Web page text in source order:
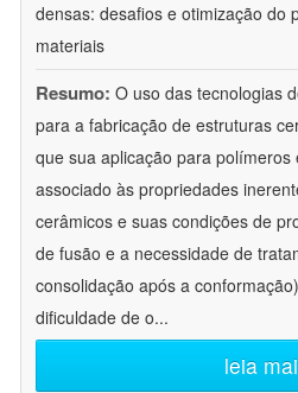
densas: desafios e otimização do
materiais
Resumo: O uso das tecnologias
para a fabricação de estruturas
que sua aplicação para
associado às propriedades
cerâmicos e suas condições de
de fusão e a necessidade de
consolidação após a
dificuldade de o...
leia